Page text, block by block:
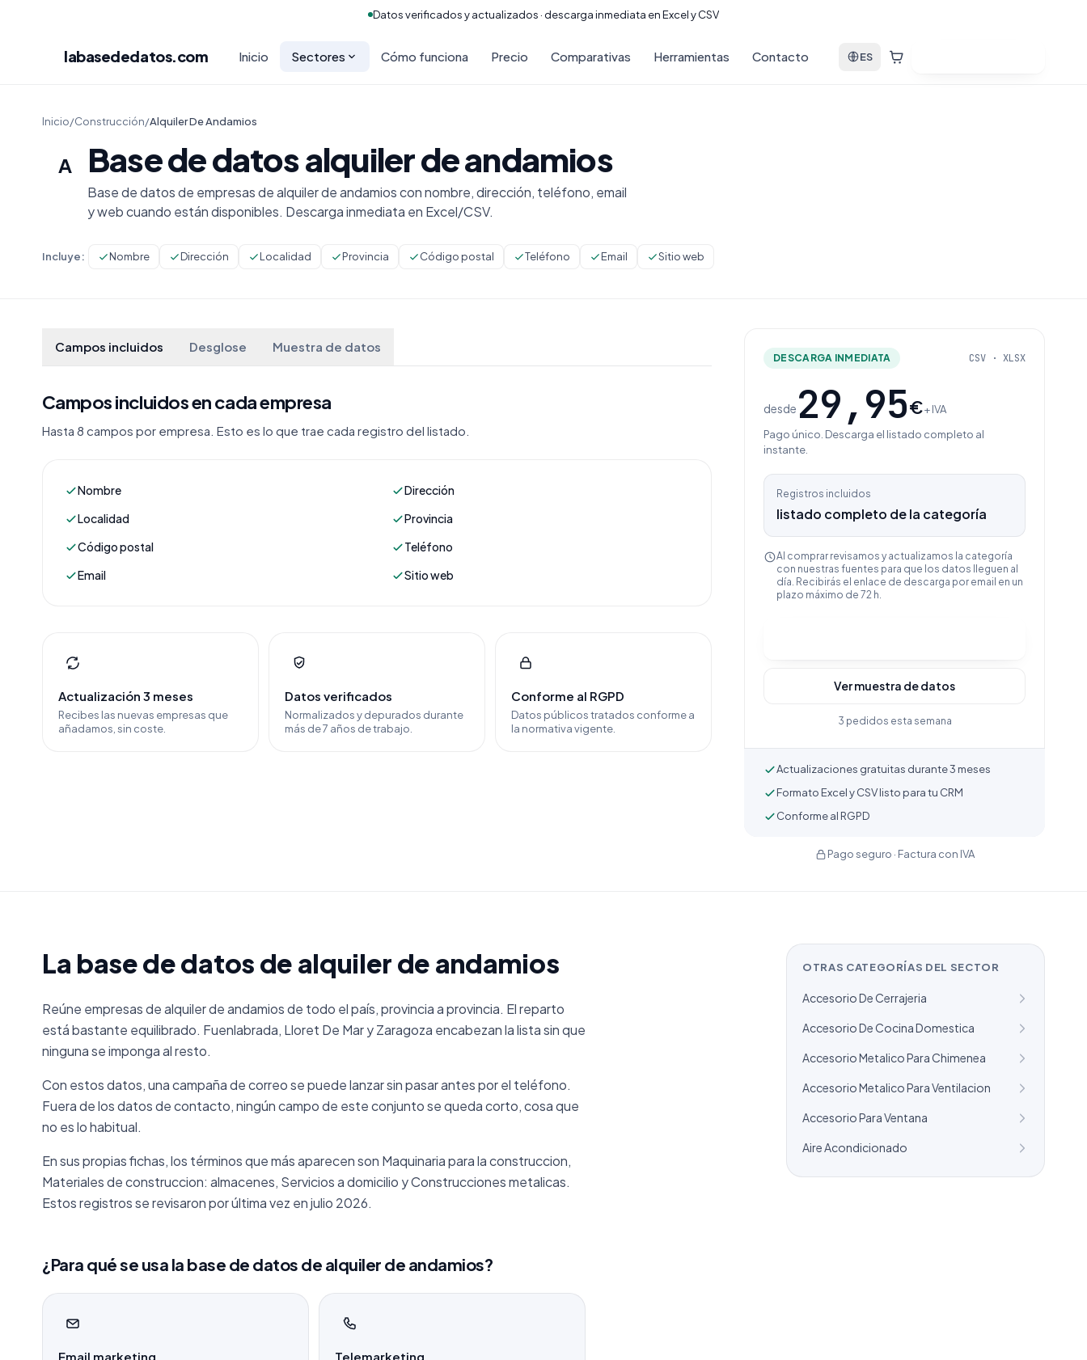
Datos verificados y actualizados · descarga inmediata en Excel y CSV
labasededatos.com Inicio Sectores Cómo funciona Precio Comparativas Herramientas Contacto ES
Inicio/Construcción/Alquiler De Andamios
A Base de datos alquiler de andamios
Base de datos de empresas de alquiler de andamios con nombre, dirección, teléfono, email
y web cuando están disponibles. Descarga inmediata en Excel/CSV.
Incluye: Nombre Dirección Localidad Provincia Código postal Teléfono Email Sitio web
Campos incluidos Desglose Muestra de datos
Campos incluidos en cada empresa
Hasta 8 campos por empresa. Esto es lo que trae cada registro del listado.
Nombre
Dirección
Localidad
Provincia
Código postal
Teléfono
Email
Sitio web
Actualización 3 meses
Recibes las nuevas empresas que
añadamos, sin coste.
Datos verificados
Normalizados y depurados durante
más de 7 años de trabajo.
Conforme al RGPD
Datos públicos tratados conforme a
la normativa vigente.
DESCARGA INMEDIATA CSV · XLSX
desde 29,95€+ IVA
Pago único. Descarga el listado completo al
instante.
Registros incluidos
listado completo de la categoría
Al comprar revisamos y actualizamos la categoría
con nuestras fuentes para que los datos lleguen al
día. Recibirás el enlace de descarga por email en un
plazo máximo de 72 h.
Ver muestra de datos
3 pedidos esta semana
Actualizaciones gratuitas durante 3 meses
Formato Excel y CSV listo para tu CRM
Conforme al RGPD
Pago seguro · Factura con IVA
La base de datos de alquiler de andamios
Reúne empresas de alquiler de andamios de todo el país, provincia a provincia. El reparto
está bastante equilibrado. Fuenlabrada, Lloret De Mar y Zaragoza encabezan la lista sin que
ninguna se imponga al resto.
Con estos datos, una campaña de correo se puede lanzar sin pasar antes por el teléfono.
Fuera de los datos de contacto, ningún campo de este conjunto se queda corto, cosa que
no es lo habitual.
En sus propias fichas, los términos que más aparecen son Maquinaria para la construccion,
Materiales de construccion: almacenes, Servicios a domicilio y Construcciones metalicas.
Estos registros se revisaron por última vez en julio 2026.
¿Para qué se usa la base de datos de alquiler de andamios?
Email marketing Telemarketing
OTRAS CATEGORÍAS DEL SECTOR
Accesorio De Cerrajeria
Accesorio De Cocina Domestica
Accesorio Metalico Para Chimenea
Accesorio Metalico Para Ventilacion
Accesorio Para Ventana
Aire Acondicionado